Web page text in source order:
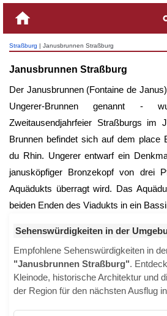
Straßburg | Janusbrunnen Straßburg
Janusbrunnen Straßburg
Der Janusbrunnen (Fontaine de
Ungerer-Brunnen genannt -
Zweitausendjahrfeier Straßburgs im
Brunnen befindet sich auf dem place
du Rhin. Ungerer entwarf ein
janusköpfiger Bronzekopf von drei
Aquädukts überragt wird. Das
beiden Enden des Viadukts in ein
Sehenswürdigkeiten in der
Empfohlene Sehenswürdigkeiten in
"Janusbrunnen Straßburg".
Kleinode, historische Architektur und
der Region für den nächsten Ausflug